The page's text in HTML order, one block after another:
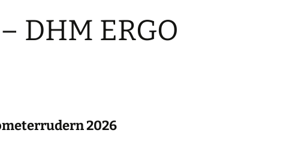
Bonusprogramm der
DHM ERGO
2026